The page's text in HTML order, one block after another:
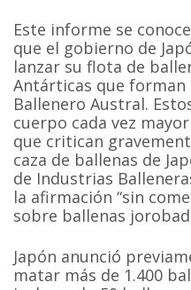
Este informe se
que el gobierno de
lanzar su flota de
Antárticas que
Ballenero Austral.
cuerpo cada vez
que critican
caza de ballenas de
de Industrias
la afirmación “sin
sobre ballenas
Japón anunció
matar más de 1.400